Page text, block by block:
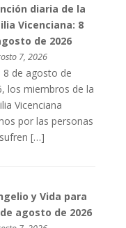
diaria de la
Vicenciana: 8
de 2026
7, 2026
8 de agosto de
los miembros de la
Vicenciana
por las personas
[…]
y Vida para
agosto de 2026